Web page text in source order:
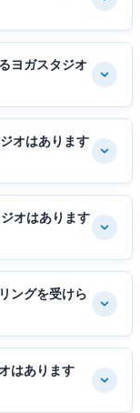
ヨガスタジオ
オはあります
オはあります
ングを受けら
はあります